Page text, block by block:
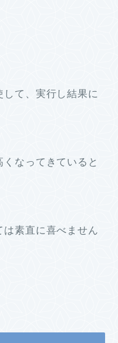
て、実行し結果に
なってきていると
素直に喜べません